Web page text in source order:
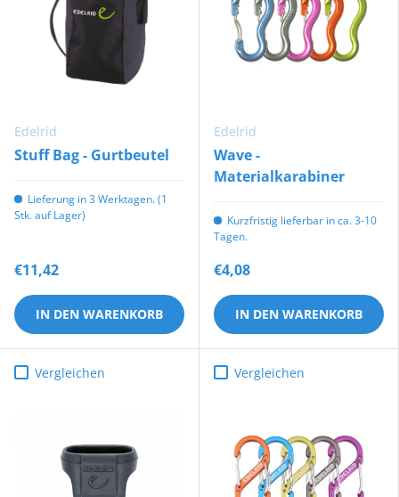
Edelrid
Stuff Bag - Gurtbeutel
Lieferung in 3 Werktagen. (1
Stk. auf Lager)
€11,42
IN DEN WARENKORB
Edelrid
Wave -
Materialkarabiner
Kurzfristig lieferbar in ca. 3-10
Tagen.
€4,08
IN DEN WARENKORB
Vergleichen Vergleichen